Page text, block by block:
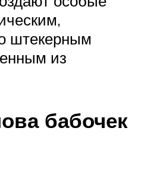
штекерным
из
бабочек